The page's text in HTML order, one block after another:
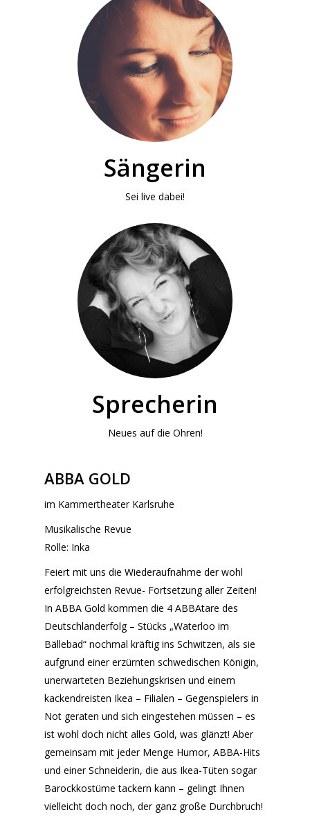
Sängerin
Sei live dabei!
Sprecherin
Neues auf die Ohren!
ABBA GOLD
im Kammertheater Karlsruhe
Musikalische Revue
Rolle: Inka
Feiert mit uns die Wiederaufnahme der wohl
erfolgreichsten Revue- Fortsetzung aller Zeiten!
In ABBA Gold kommen die 4 ABBAtare des
Deutschlanderfolg – Stücks „Waterloo im
Bällebad“ nochmal kräftig ins Schwitzen, als sie
aufgrund einer erzürnten schwedischen Königin,
unerwarteten Beziehungskrisen und einem
kackendreisten Ikea – Filialen – Gegenspielers in
Not geraten und sich eingestehen müssen – es
ist wohl doch nicht alles Gold, was glänzt! Aber
gemeinsam mit jeder Menge Humor, ABBA-Hits
und einer Schneiderin, die aus Ikea-Tüten sogar
Barockkostüme tackern kann – gelingt Ihnen
vielleicht doch noch, der ganz große Durchbruch!